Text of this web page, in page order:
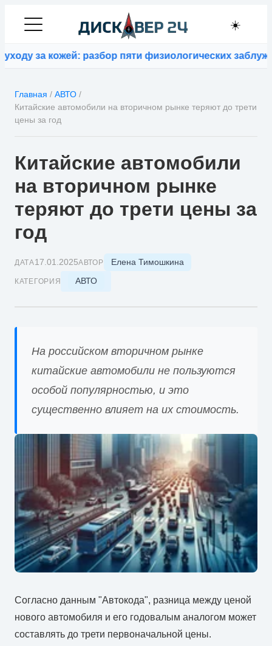
☀️
за кожей: разбор пяти физиологических
Главная / АВТО /
Китайские автомобили на вторичном рынке теряют до трети
цены за год
Китайские автомобили
на вторичном рынке
теряют до трети цены за
год
ДАТА17.01.2025АВТОР Елена Тимошкина
КАТЕГОРИЯ АВТО
На российском вторичном рынке
китайские автомобили не пользуются
особой популярностью, и это
существенно влияет на их стоимость.
Согласно данным "Автокода", разница между ценой
нового автомобиля и его годовалым аналогом может
составлять до трети первоначальной цены.